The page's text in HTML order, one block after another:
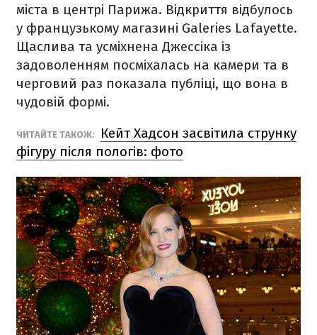
міста в центрі Парижа. Відкриття відбулось
у французькому магазині Galeries Lafayette.
Щаслива та усміхнена Джессіка із
задоволенням посміхалась на камери та в
черговий раз показала публіці, що вона в
чудовій формі.
ЧИТАЙТЕ ТАКОЖ:
Кейт Хадсон засвітила струнку
фігуру після пологів: фото